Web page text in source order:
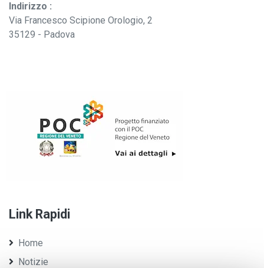
Indirizzo :
Via Francesco Scipione Orologio, 2
35129 - Padova
Link Rapidi
Home
Notizie